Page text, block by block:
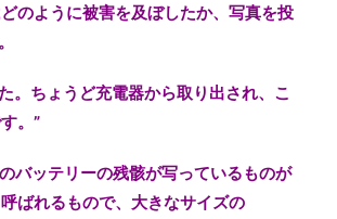
のように被害を及ぼしたか、写真を投
。ちょうど充電器から取り出され、こ
。”
バッテリーの残骸が写っているものが
ばれるもので、大きなサイズの